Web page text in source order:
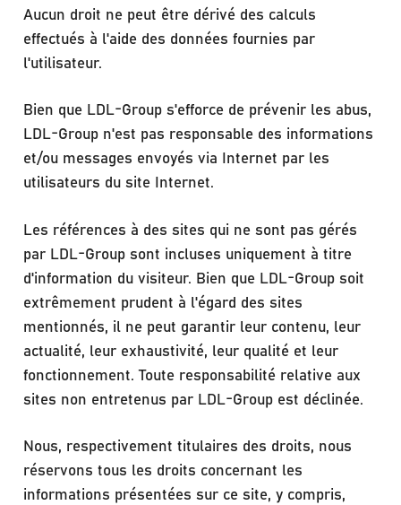
Aucun droit ne peut être dérivé des calculs
effectués à l'aide des données fournies par
l'utilisateur.
Bien que LDL-Group s'efforce de prévenir les abus,
LDL-Group n'est pas responsable des informations
et/ou messages envoyés via Internet par les
utilisateurs du site Internet.
Les références à des sites qui ne sont pas gérés
par LDL-Group sont incluses uniquement à titre
d'information du visiteur. Bien que LDL-Group soit
extrêmement prudent à l'égard des sites
mentionnés, il ne peut garantir leur contenu, leur
actualité, leur exhaustivité, leur qualité et leur
fonctionnement. Toute responsabilité relative aux
sites non entretenus par LDL-Group est déclinée.
Nous, respectivement titulaires des droits, nous
réservons tous les droits concernant les
informations présentées sur ce site, y compris,